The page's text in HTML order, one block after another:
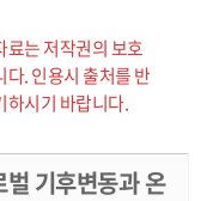
료는 저작권의 보호
다. 인용시 출처를 반
하시기 바랍니다.
기후변동과 온